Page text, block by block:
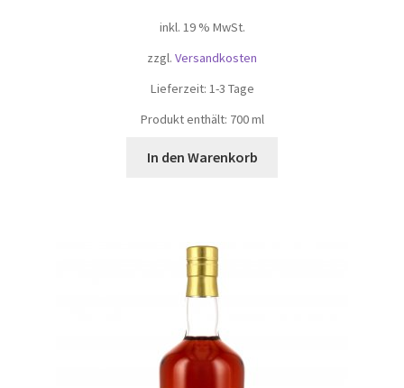
inkl. 19 % MwSt.
zzgl. Versandkosten
Lieferzeit: 1-3 Tage
Produkt enthält: 700ml
In den Warenkorb